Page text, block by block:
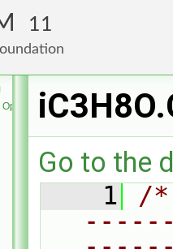
11
Foundation
Go to the
    1
/